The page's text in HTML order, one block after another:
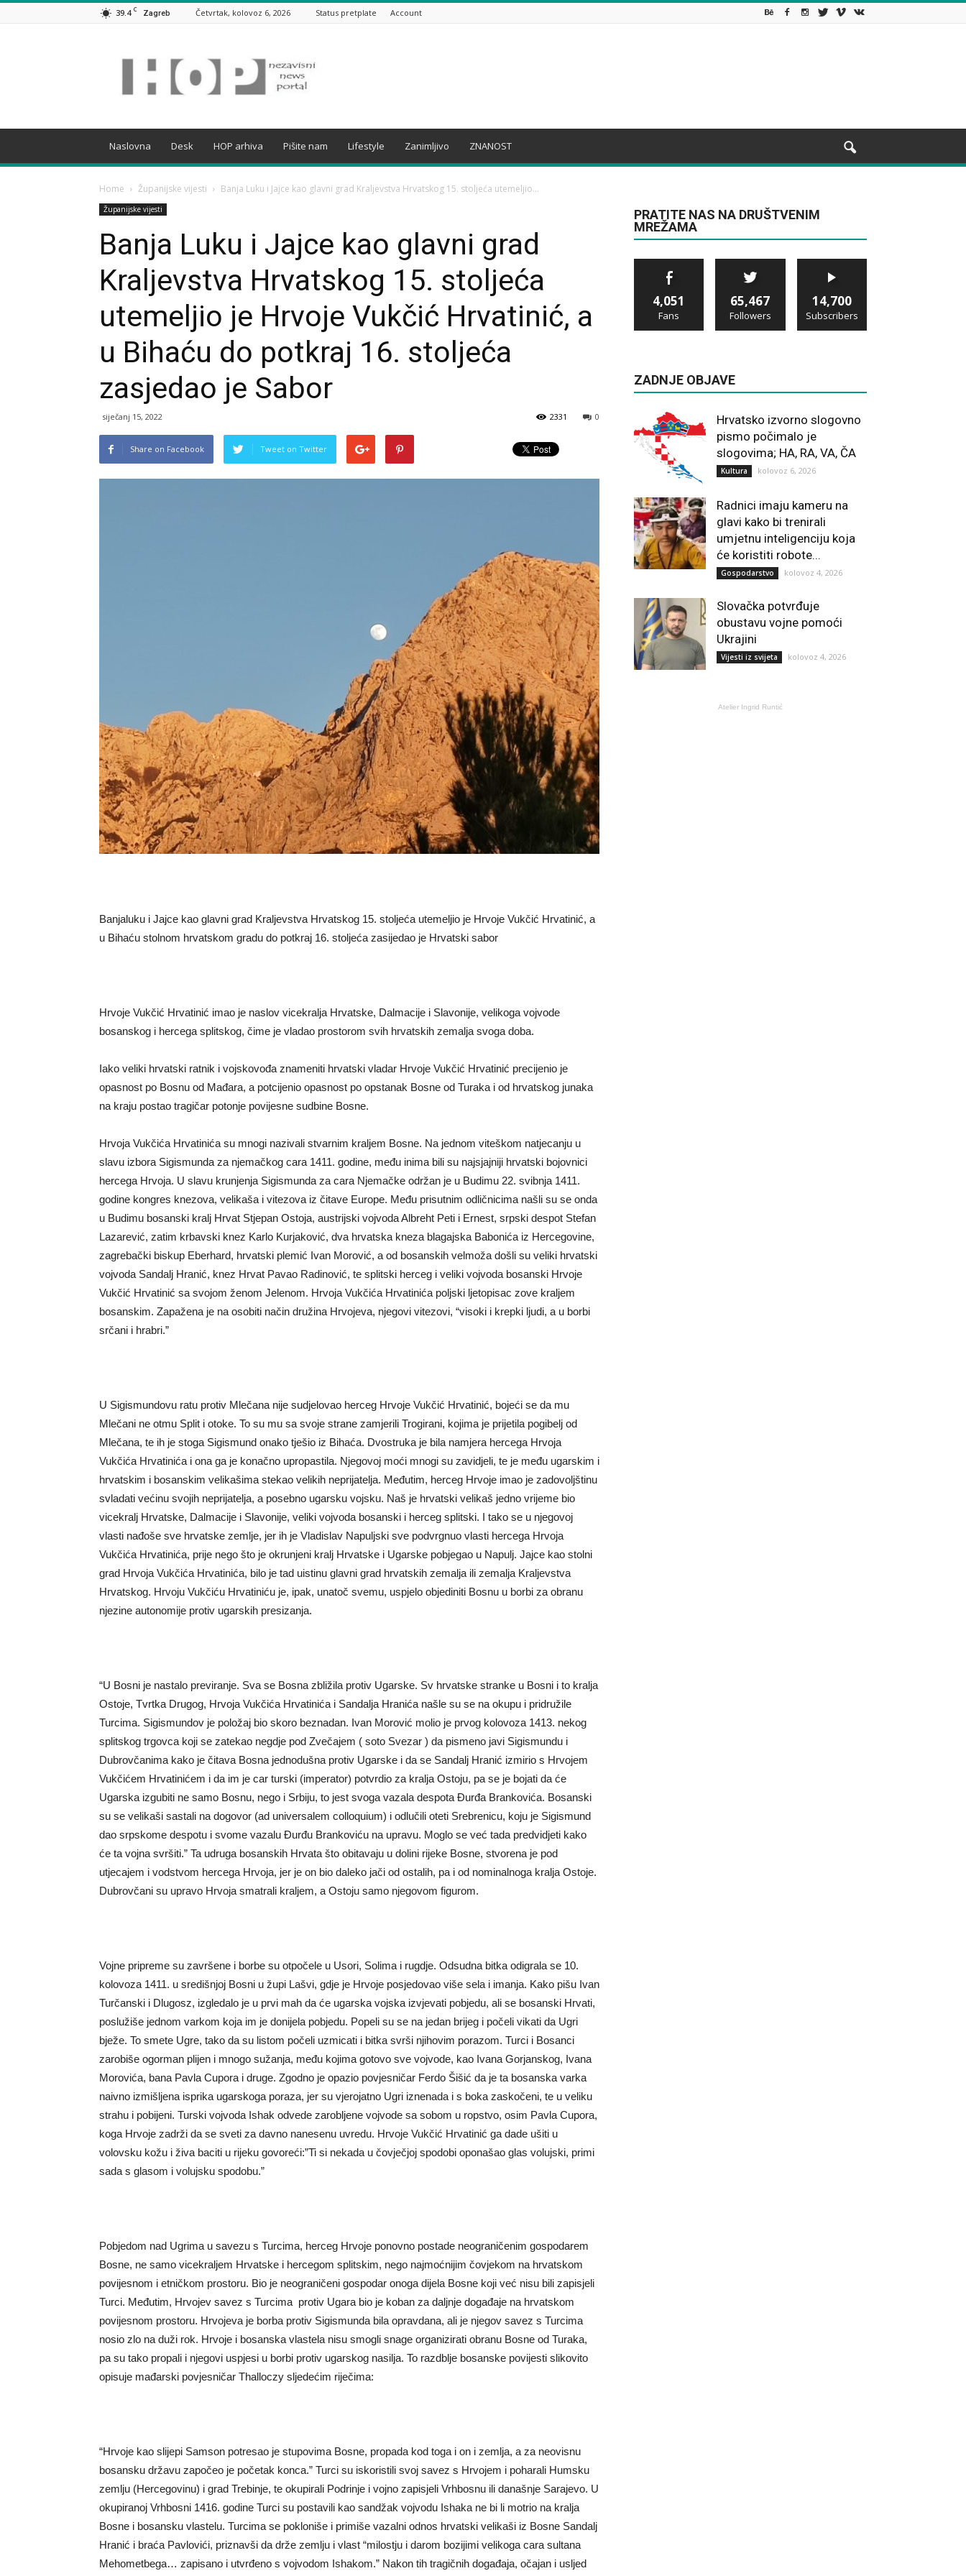
39.4 C Zagreb Četvrtak, kolovoz 6, 2026 Status pretplate Account
Naslovna Desk HOP arhiva Pišite nam Lifestyle Zanimljivo ZNANOST
Home Županijske vijesti Banja Luku i Jajce kao glavni grad Kraljevstva Hrvatskog 15. stoljeća utemeljio...
Županijske vijesti
Banja Luku i Jajce kao glavni grad
Kraljevstva Hrvatskog 15. stoljeća
utemeljio je Hrvoje Vukčić Hrvatinić, a
u Bihaću do potkraj 16. stoljeća
zasjedao je Sabor
siječanj 15, 2022 0
2331
Share on Facebook Tweet on Twitter
Banjaluku i Jajce kao glavni grad Kraljevstva Hrvatskog 15. stoljeća utemeljio je Hrvoje Vukčić Hrvatinić, a
u Bihaću stolnom hrvatskom gradu do potkraj 16. stoljeća zasijedao je Hrvatski sabor
Hrvoje Vukčić Hrvatinić imao je naslov vicekralja Hrvatske, Dalmacije i Slavonije, velikoga vojvode
bosanskog i hercega splitskog, čime je vladao prostorom svih hrvatskih zemalja svoga doba.
Iako veliki hrvatski ratnik i vojskovođa znameniti hrvatski vladar Hrvoje Vukčić Hrvatinić precijenio je
opasnost po Bosnu od Mađara, a potcijenio opasnost po opstanak Bosne od Turaka i od hrvatskog junaka
na kraju postao tragičar potonje povijesne sudbine Bosne.
Hrvoja Vukčića Hrvatinića su mnogi nazivali stvarnim kraljem Bosne. Na jednom viteškom natjecanju u
slavu izbora Sigismunda za njemačkog cara 1411. godine, među inima bili su najsjajniji hrvatski bojovnici
hercega Hrvoja. U slavu krunjenja Sigismunda za cara Njemačke održan je u Budimu 22. svibnja 1411.
godine kongres knezova, velikaša i vitezova iz čitave Europe. Među prisutnim odličnicima našli su se onda
u Budimu bosanski kralj Hrvat Stjepan Ostoja, austrijski vojvoda Albreht Peti i Ernest, srpski despot Stefan
Lazarević, zatim krbavski knez Karlo Kurjaković, dva hrvatska kneza blagajska Babonića iz Hercegovine,
zagrebački biskup Eberhard, hrvatski plemić Ivan Morović, a od bosanskih velmoža došli su veliki hrvatski
vojvoda Sandalj Hranić, knez Hrvat Pavao Radinović, te splitski herceg i veliki vojvoda bosanski Hrvoje
Vukčić Hrvatinić sa svojom ženom Jelenom. Hrvoja Vukčića Hrvatinića poljski ljetopisac zove kraljem
bosanskim. Zapažena je na osobiti način družina Hrvojeva, njegovi vitezovi, “visoki i krepki ljudi, a u borbi
srčani i hrabri.”
U Sigismundovu ratu protiv Mlečana nije sudjelovao herceg Hrvoje Vukčić Hrvatinić, bojeći se da mu
Mlečani ne otmu Split i otoke. To su mu sa svoje strane zamjerili Trogirani, kojima je prijetila pogibelj od
Mlečana, te ih je stoga Sigismund onako tješio iz Bihaća. Dvostruka je bila namjera hercega Hrvoja
Vukčića Hrvatinića i ona ga je konačno upropastila. Njegovoj moći mnogi su zavidjeli, te je među ugarskim i
hrvatskim i bosanskim velikašima stekao velikih neprijatelja. Međutim, herceg Hrvoje imao je zadovoljštinu
svladati većinu svojih neprijatelja, a posebno ugarsku vojsku. Naš je hrvatski velikaš jedno vrijeme bio
vicekralj Hrvatske, Dalmacije i Slavonije, veliki vojvoda bosanski i herceg splitski. I tako se u njegovoj
vlasti nađoše sve hrvatske zemlje, jer ih je Vladislav Napuljski sve podvrgnuo vlasti hercega Hrvoja
Vukčića Hrvatinića, prije nego što je okrunjeni kralj Hrvatske i Ugarske pobjegao u Napulj. Jajce kao stolni
grad Hrvoja Vukčića Hrvatinića, bilo je tad uistinu glavni grad hrvatskih zemalja ili zemalja Kraljevstva
Hrvatskog. Hrvoju Vukčiću Hrvatiniću je, ipak, unatoč svemu, uspjelo objediniti Bosnu u borbi za obranu
njezine autonomije protiv ugarskih presizanja.
“U Bosni je nastalo previranje. Sva se Bosna zbližila protiv Ugarske. Sv hrvatske stranke u Bosni i to kralja
Ostoje, Tvrtka Drugog, Hrvoja Vukčića Hrvatinića i Sandalja Hranića našle su se na okupu i pridružile
Turcima. Sigismundov je položaj bio skoro beznadan. Ivan Morović molio je prvog kolovoza 1413. nekog
splitskog trgovca koji se zatekao negdje pod Zvečajem ( soto Svezar ) da pismeno javi Sigismundu i
Dubrovčanima kako je čitava Bosna jednodušna protiv Ugarske i da se Sandalj Hranić izmirio s Hrvojem
Vukčićem Hrvatinićem i da im je car turski (imperator) potvrdio za kralja Ostoju, pa se je bojati da će
Ugarska izgubiti ne samo Bosnu, nego i Srbiju, to jest svoga vazala despota Đurđa Brankovića. Bosanski
su se velikaši sastali na dogovor (ad universalem colloquium) i odlučili oteti Srebrenicu, koju je Sigismund
dao srpskome despotu i svome vazalu Đurđu Brankoviću na upravu. Moglo se već tada predvidjeti kako
će ta vojna svršiti.” Ta udruga bosanskih Hrvata što obitavaju u dolini rijeke Bosne, stvorena je pod
utjecajem i vodstvom hercega Hrvoja, jer je on bio daleko jači od ostalih, pa i od nominalnoga kralja Ostoje.
Dubrovčani su upravo Hrvoja smatrali kraljem, a Ostoju samo njegovom figurom.
Vojne pripreme su završene i borbe su otpočele u Usori, Solima i rugdje. Odsudna bitka odigrala se 10.
kolovoza 1411. u središnjoj Bosni u župi Lašvi, gdje je Hrvoje posjedovao više sela i imanja. Kako pišu Ivan
Turčanski i Dlugosz, izgledalo je u prvi mah da će ugarska vojska izvjevati pobjedu, ali se bosanski Hrvati,
poslužiše jednom varkom koja im je donijela pobjedu. Popeli su se na jedan brijeg i počeli vikati da Ugri
bježe. To smete Ugre, tako da su listom počeli uzmicati i bitka svrši njihovim porazom. Turci i Bosanci
zarobiše ogorman plijen i mnogo sužanja, među kojima gotovo sve vojvode, kao Ivana Gorjanskog, Ivana
Morovića, bana Pavla Cupora i druge. Zgodno je opazio povjesničar Ferdo Šišić da je ta bosanska varka
naivno izmišljena isprika ugarskoga poraza, jer su vjerojatno Ugri iznenada i s boka zaskočeni, te u veliku
strahu i pobijeni. Turski vojvoda Ishak odvede zarobljene vojvode sa sobom u ropstvo, osim Pavla Cupora,
koga Hrvoje zadrži da se sveti za davno nanesenu uvredu. Hrvoje Vukčić Hrvatinić ga dade ušiti u
volovsku kožu i živa baciti u rijeku govoreći:”Ti si nekada u čovječjoj spodobi oponašao glas volujski, primi
sada s glasom i volujsku spodobu.”
Pobjedom nad Ugrima u savezu s Turcima, herceg Hrvoje ponovno postade neograničenim gospodarem
Bosne, ne samo vicekraljem Hrvatske i hercegom splitskim, nego najmoćnijim čovjekom na hrvatskom
povijesnom i etničkom prostoru. Bio je neograničeni gospodar onoga dijela Bosne koji već nisu bili zapisjeli
Turci. Međutim, Hrvojev savez s Turcima protiv Ugara bio je koban za daljnje događaje na hrvatskom
povijesnom prostoru. Hrvojeva je borba protiv Sigismunda bila opravdana, ali je njegov savez s Turcima
nosio zlo na duži rok. Hrvoje i bosanska vlastela nisu smogli snage organizirati obranu Bosne od Turaka,
pa su tako propali i njegovi uspjesi u borbi protiv ugarskog nasilja. To razdblje bosanske povijesti slikovito
opisuje mađarski povjesničar Thalloczy sljedećim riječima:
“Hrvoje kao slijepi Samson potresao je stupovima Bosne, propada kod toga i on i zemlja, a za neovisnu
bosansku državu započeo je početak konca.” Turci su iskoristili svoj savez s Hrvojem i poharali Humsku
zemlju (Hercegovinu) i grad Trebinje, te okupirali Podrinje i vojno zapisjeli Vrhbosnu ili današnje Sarajevo. U
okupiranoj Vrhbosni 1416. godine Turci su postavili kao sandžak vojvodu Ishaka ne bi li motrio na kralja
Bosne i bosansku vlastelu. Turcima se pokloniše i primiše vazalni odnos hrvatski velikaši iz Bosne Sandalj
Hranić i braća Pavlovići, priznavši da drže zemlju i vlast “milostju i darom bozijimi velikoga cara sultana
Mehometbega… zapisano i utvrđeno s vojvodom Ishakom.” Nakon tih tragičnih događaja, očajan i usljed
PRATITE NAS NA DRUŠTVENIM
MREŽAMA
4,051
Fans
65,467
Followers
14,700
Subscribers
ZADNJE OBJAVE
Hrvatsko izvorno slogovno
pismo počimalo je
slogovima; HA, RA, VA, ČA
Kultura kolovoz 6, 2026
Radnici imaju kameru na
glavi kako bi trenirali
umjetnu inteligenciju koja
će koristiti robote...
Gospodarstvo kolovoz 4, 2026
Slovačka potvrđuje
obustavu vojne pomoći
Ukrajini
Vijesti iz svijeta kolovoz 4, 2026
Atelier Ingrid Runtić